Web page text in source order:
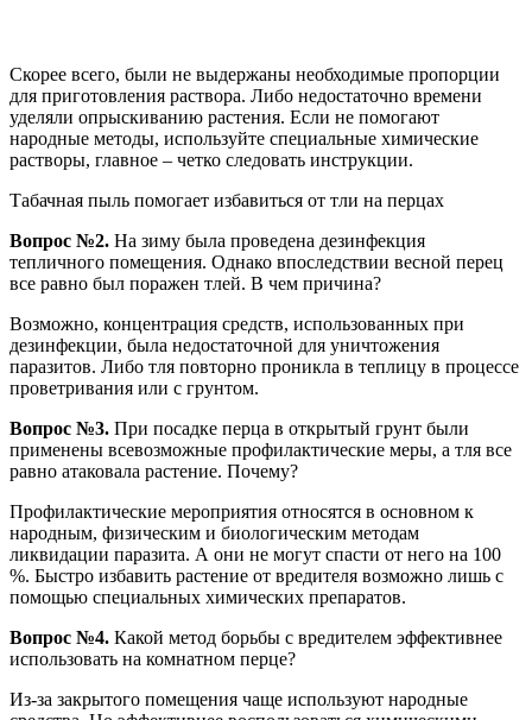
Скорее всего, были не выдержаны необходимые пропорции
для приготовления раствора. Либо недостаточно времени
уделяли опрыскиванию растения. Если не помогают
народные методы, используйте специальные химические
растворы, главное – четко следовать инструкции.
Табачная пыль помогает избавиться от тли на перцах
Вопрос №2. На зиму была проведена дезинфекция
тепличного помещения. Однако впоследствии весной перец
все равно был поражен тлей. В чем причина?
Возможно, концентрация средств, использованных при
дезинфекции, была недостаточной для уничтожения
паразитов. Либо тля повторно проникла в теплицу в процессе
проветривания или с грунтом.
Вопрос №3. При посадке перца в открытый грунт были
применены всевозможные профилактические меры, а тля все
равно атаковала растение. Почему?
Профилактические мероприятия относятся в основном к
народным, физическим и биологическим методам
ликвидации паразита. А они не могут спасти от него на 100
%. Быстро избавить растение от вредителя возможно лишь с
помощью специальных химических препаратов.
Вопрос №4. Какой метод борьбы с вредителем эффективнее
использовать на комнатном перце?
Из-за закрытого помещения чаще используют народные